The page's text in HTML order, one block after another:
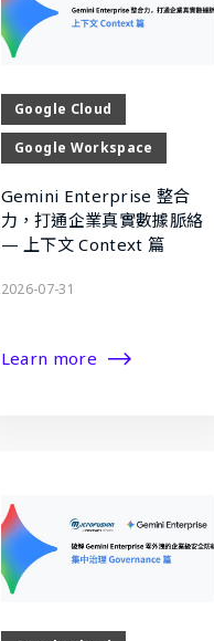
Google Cloud
Google Workspace
Gemini Enterprise 整合
力，打通企業真實數據脈絡
— 上下文 Context 篇
2026-07-31
Learn more